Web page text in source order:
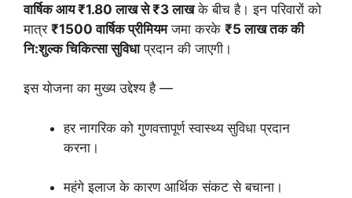
वार्षिक आय ₹1.80 लाख से ₹3 लाखके बीच है। इन परिवारों को
मात्र ₹1500 वार्षिक प्रीमियमजमा करके ₹5 लाख तक की
नि:शुल्क चिकित्सा सुविधाप्रदान की जाएगी।
इस योजना का मुख्य उद्देश्य है —
हर नागरिक को गुणवत्तापूर्ण स्वास्थ्य सुविधा प्रदान
करना।
महंगे इलाज के कारण आर्थिक संकट से बचाना।